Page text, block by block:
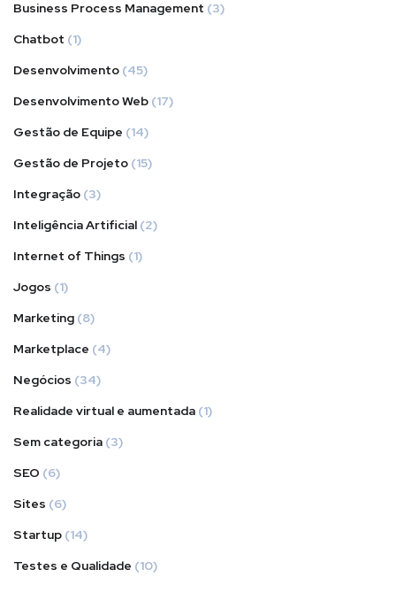
Business Process Management (3)
Chatbot (1)
Desenvolvimento (45)
Desenvolvimento Web (17)
Gestão de Equipe (14)
Gestão de Projeto (15)
Integração (3)
Inteligência Artificial (2)
Internet of Things (1)
Jogos (1)
Marketing (8)
Marketplace (4)
Negócios (34)
Realidade virtual e aumentada (1)
Sem categoria (3)
SEO (6)
Sites (6)
Startup (14)
Testes e Qualidade (10)